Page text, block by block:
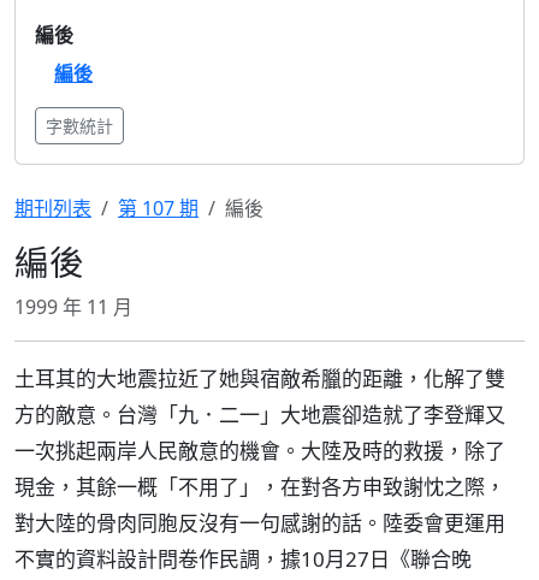
編後
編後
字數統計
期刊列表 第 107 期 編後
編後
1999 年 11 月
土耳其的大地震拉近了她與宿敵希臘的距離，化解了雙
方的敵意。台灣「九．二一」大地震卻造就了李登輝又
一次挑起兩岸人民敵意的機會。大陸及時的救援，除了
現金，其餘一概「不用了」，在對各方申致謝忱之際，
對大陸的骨肉同胞反沒有一句感謝的話。陸委會更運用
不實的資料設計問卷作民調，據10月27日《聯合晚